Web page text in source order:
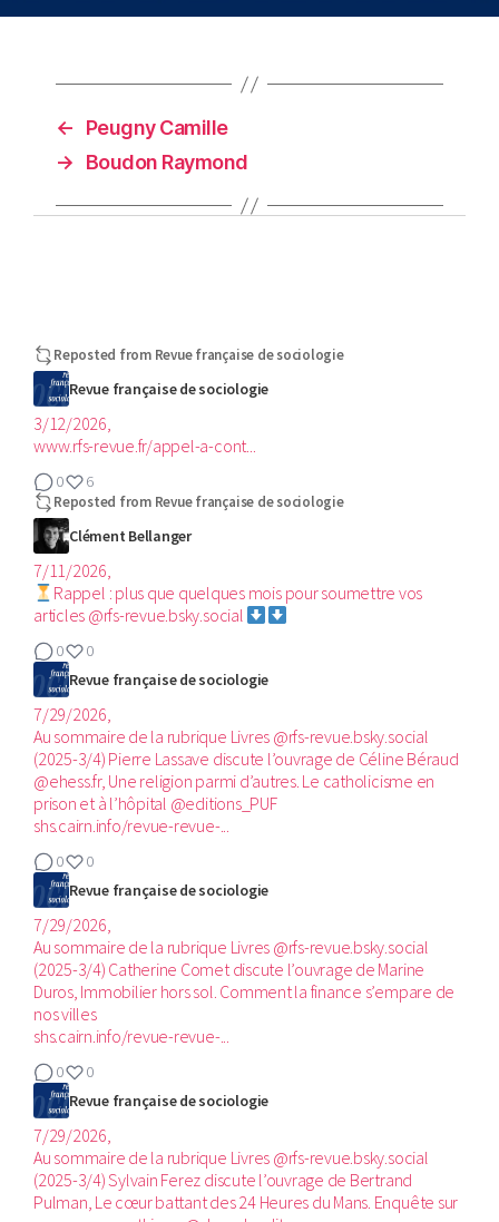
←
Peugny Camille
→
Boudon Raymond
Reposted from Revue française de sociologie
Revue française de sociologie
3/12/2026,
www.rfs-revue.fr/appel-a-cont...
0 6
Reposted from Revue française de sociologie
Clément Bellanger
7/11/2026,
Rappel : plus que quelques mois pour soumettre vos
articles @rfs-revue.bsky.social
0
0
Revue française de sociologie
7/29/2026,
Au sommaire de la rubrique Livres @rfs-revue.bsky.social
(2025-3/4)‬ Pierre Lassave discute l’ouvrage de Céline Béraud
@ehess.fr, Une religion parmi d’autres. Le catholicisme en
prison et à l’hôpital @editions_PUF
shs.cairn.info/revue-revue-...
0
0
Revue française de sociologie
7/29/2026,
Au sommaire de la rubrique Livres @rfs-revue.bsky.social
(2025-3/4)‬ Catherine Comet discute l’ouvrage de Marine
Duros, Immobilier hors sol. Comment la finance s’empare de
nos villes
shs.cairn.info/revue-revue-...
0
0
Revue française de sociologie
7/29/2026,
Au sommaire de la rubrique Livres @rfs-revue.bsky.social
(2025-3/4)‬ Sylvain Ferez discute l’ouvrage de Bertrand
Pulman, Le cœur battant des 24 Heures du Mans. Enquête sur